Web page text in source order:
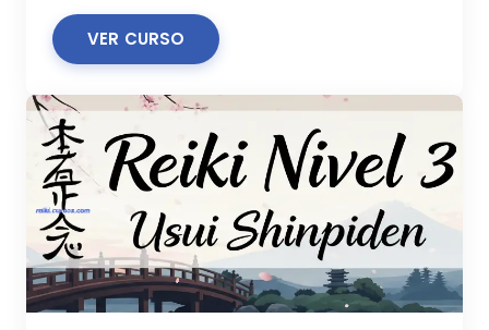
VER CURSO